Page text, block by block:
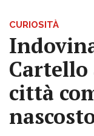
CURIOSITÀ
città